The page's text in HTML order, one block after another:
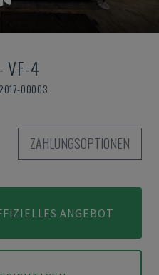
-VF-4
00003
ZAHLUNGSOPTIONEN
ANGEBOT